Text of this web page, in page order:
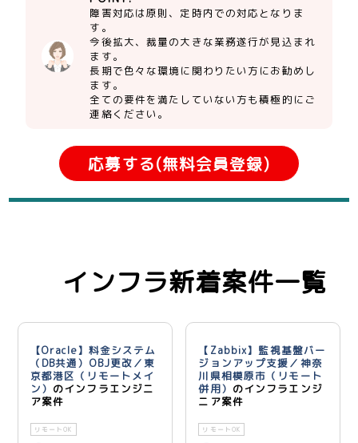
障害対応は原則、定時内での対応となりま
す。
今後拡大、裁量の大きな業務遂行が見込まれ
ます。
長期で色々な環境に関わりたい方にお勧めし
ます。
全ての要件を満たしていない方も積極的にご
連絡ください。
応募する(無料会員登録)
インフラ新着案件一覧
【Oracle】料金システム
（DB共通）OBJ更改／東
京都港区（リモートメイ
ン） のインフラエンジニ
ア案件
リモートOK
【Zabbix】監視基盤バー
ジョンアップ支援／神奈
川県相模原市（リモート
併用） のインフラエンジ
ニア案件
リモートOK